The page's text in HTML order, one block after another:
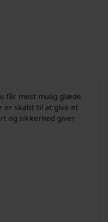
får mest mulig glæde
er skabt til at give et
og sikkerhed giver